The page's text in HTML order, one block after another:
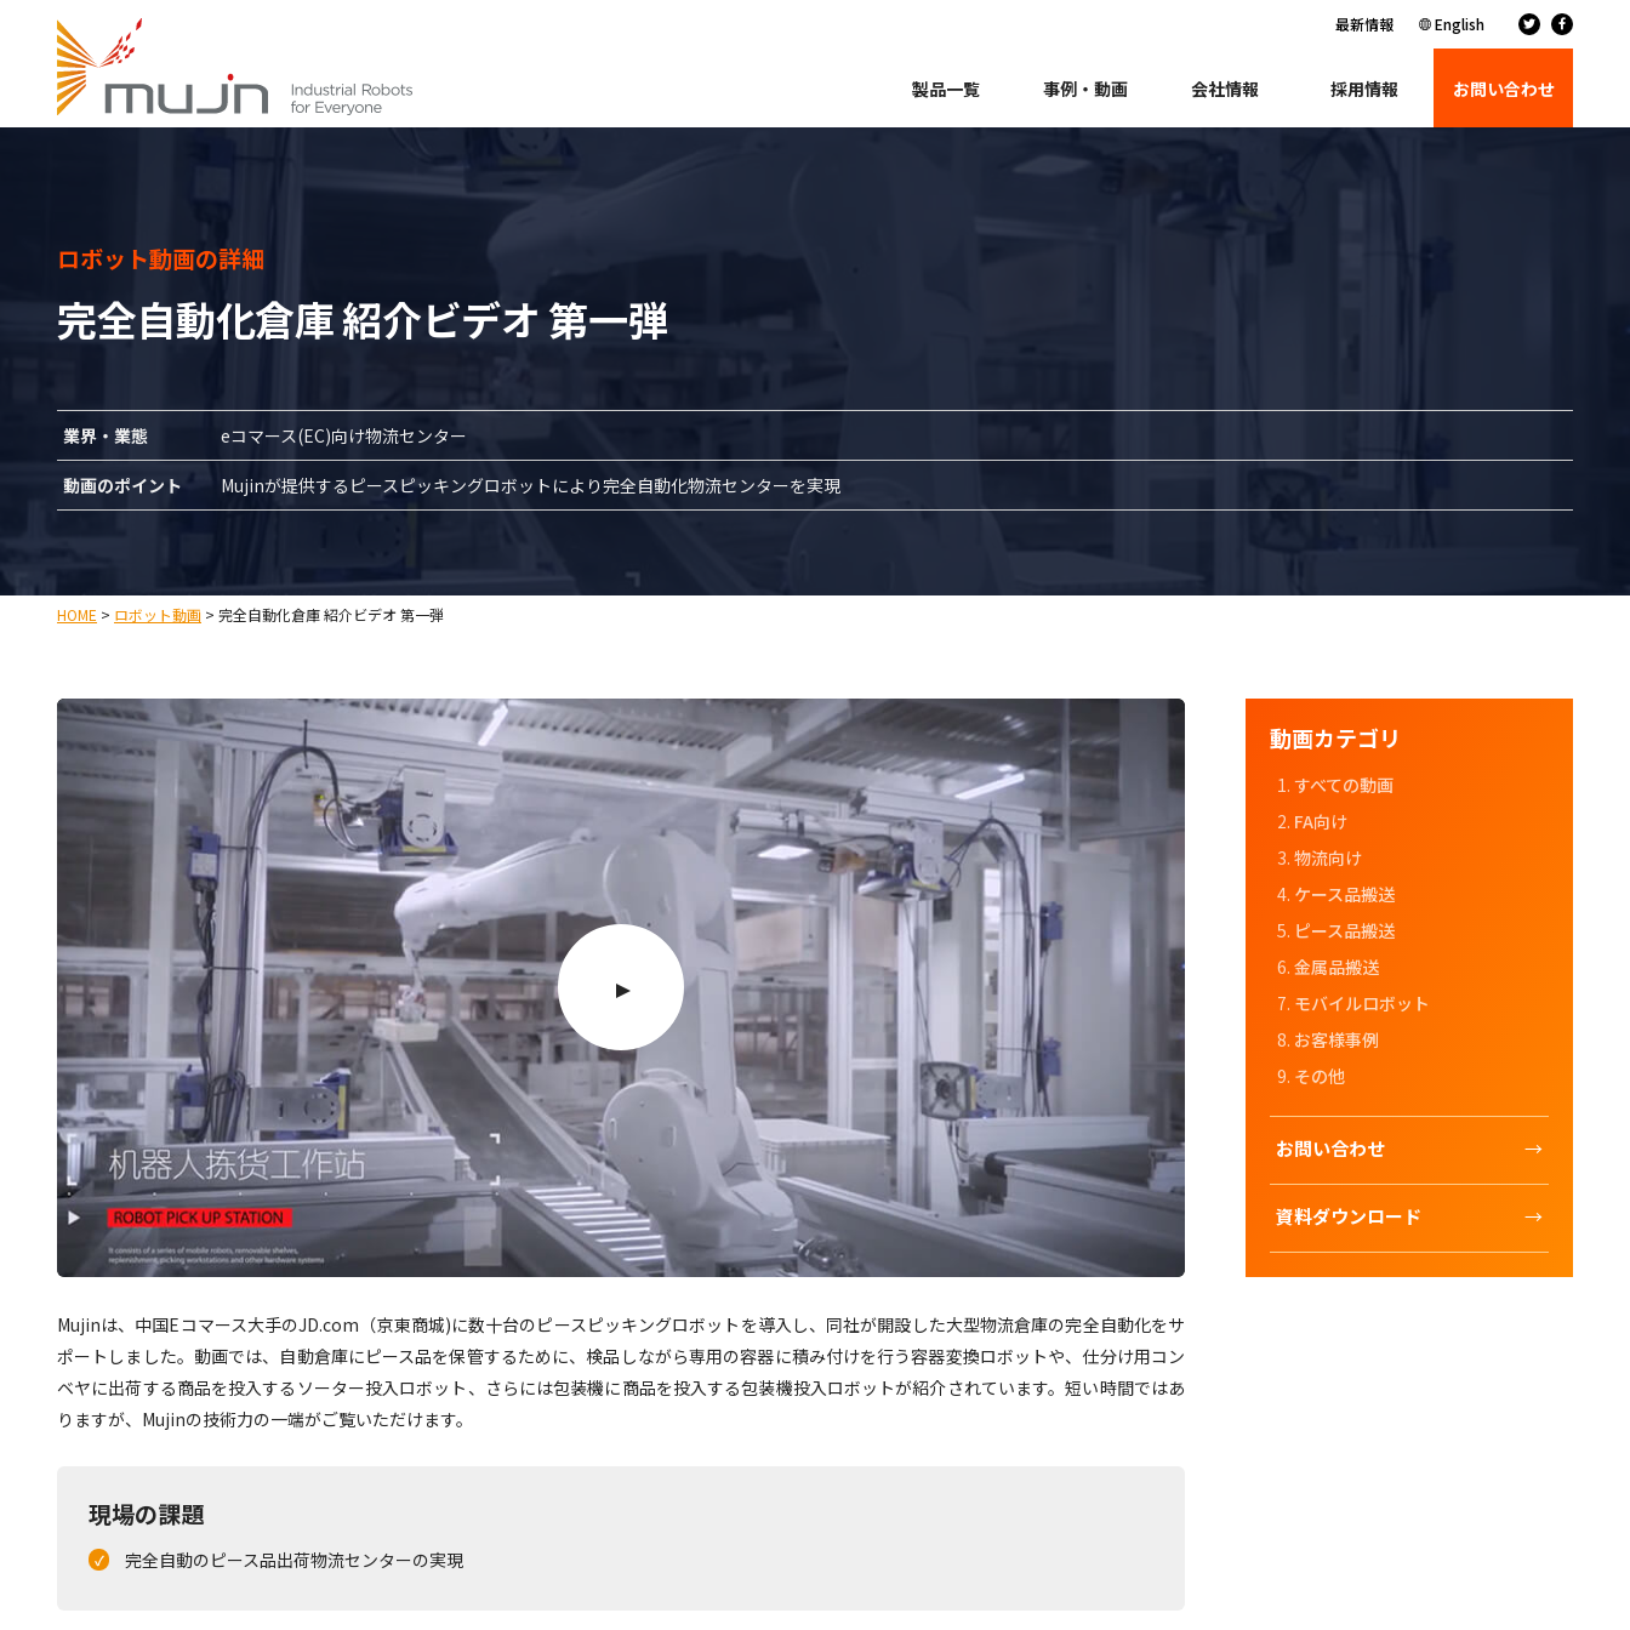
最新情報 English
製品一覧 事例・動画 会社情報 採用情報 お問い合わせ
ロボット動画の詳細
完全自動化倉庫 紹介ビデオ 第一弾
業界・業態 eコマース(EC)向け物流センター
動画のポイント Mujinが提供するピースピッキングロボットにより完全自動化物流センターを実現
HOME > ロボット動画 > 完全自動化倉庫 紹介ビデオ 第一弾
動画カテゴリ
すべての動画
FA向け
物流向け
ケース品搬送
ピース品搬送
金属品搬送
モバイルロボット
お客様事例
その他
お問い合わせ
資料ダウンロード
Mujinは、中国Eコマース大手のJD.com（京東商城)に数十台のピースピッキングロボットを導入し、同社が開設した大型物流倉庫の完全自動化をサ
ポートしました。動画では、自動倉庫にピース品を保管するために、検品しながら専用の容器に積み付けを行う容器変換ロボットや、仕分け用コン
ベヤに出荷する商品を投入するソーター投入ロボット、さらには包装機に商品を投入する包装機投入ロボットが紹介されています。短い時間ではあ
りますが、Mujinの技術力の一端がご覧いただけます。
現場の課題
完全自動のピース品出荷物流センターの実現